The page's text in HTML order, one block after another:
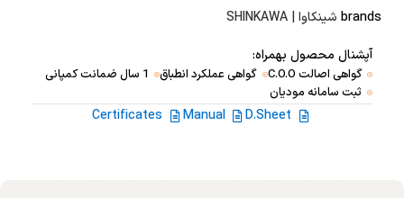
brands شینکاوا | SHINKAWA
آپشنال محصول بهمراه:
گواهی اصالت C.O.O گواهی عملکرد انطباق
1 سال ضمانت کمپانی
ثبت سامانه مودیان
D.Sheet
Manual
Certificates